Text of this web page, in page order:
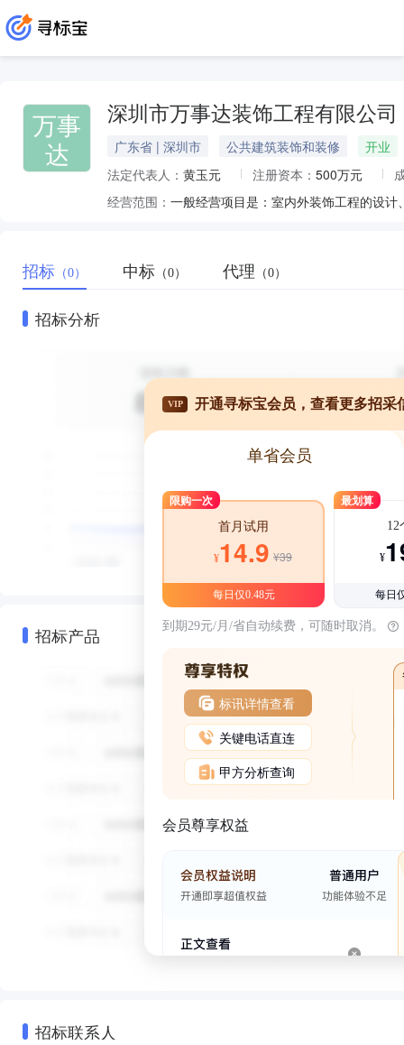
万事
达
深圳市万事达装饰工程有限公司
广东省 | 深圳市 公共建筑装饰和装修
开业
法定代表人： 黄玉元 注册资本： 500万元
经营范围：
招标 （0） 中标 （0） 代理 （0）
招标分析
招标产品
VIP 开通寻标宝会员，查看更多招采
单省会员
限购一次
首月试用
¥14.9 ¥39
每日仅0.48元
最划算
12
¥
每日
到期29元/月/省自动续费，可随时取消。
标讯详情查看
关键电话直连
甲方分析查询
会员尊享权益
招标联系人